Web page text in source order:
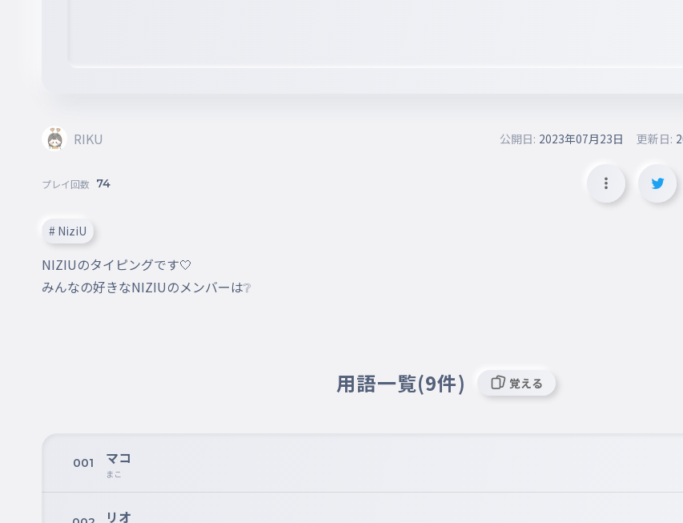
RIKU 公開日: 2023年07月23日 更新日:
プレイ回数 74
# NiziU
NIZIUのタイピングです🤍
みんなの好きなNIZIUのメンバーは❔
用語一覧(9件) 覚える
001 マコ
まこ
リオ